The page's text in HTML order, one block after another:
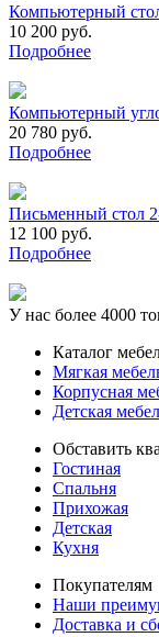
Компьютерный
10 200 руб.
Подробнее
Компьютерный
20 780 руб.
Подробнее
Письменный стол
12 100 руб.
Подробнее
У нас более 4000
Каталог
Мягкая
Корпусная
Детская
Обставить
Гостиная
Спальня
Прихожая
Детская
Кухня
Покупателям
Наши
Доставка и